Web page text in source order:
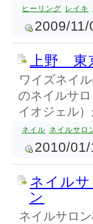
ヒーリング レイキ
2009/11/
上野 東
ワイズネイ
のネイルサ
イオジェル
ネイル ネイルサロ
2010/01/
ネイル
ン
ネイルサロ